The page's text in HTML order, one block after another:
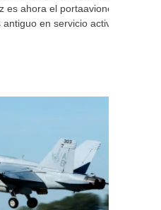
es ahora el portaaviones
en servicio activo.